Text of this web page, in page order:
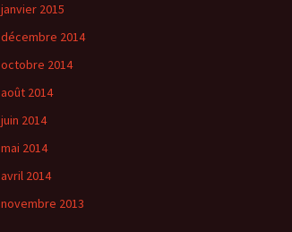
janvier 2015
décembre 2014
octobre 2014
août 2014
juin 2014
mai 2014
avril 2014
novembre 2013